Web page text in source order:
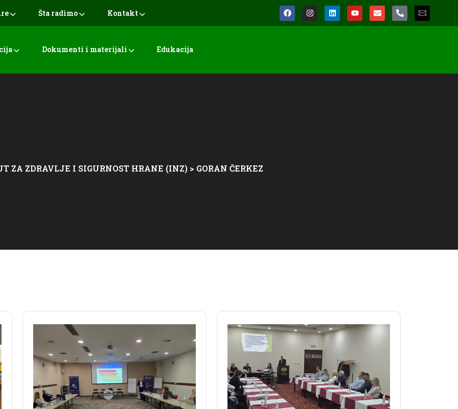
Šta radimo Kontakt
Dokumenti i materijali Edukacija
ZA ZDRAVLJE I SIGURNOST HRANE (INZ) > GORAN ČERKEZ